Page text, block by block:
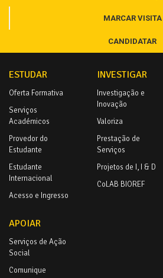
MARCAR VISITA
CANDIDATAR
ESTUDAR
Oferta Formativa
Serviços
Académicos
Provedor do
Estudante
Estudante
Internacional
Acesso e Ingresso
INVESTIGAR
Investigação e
Inovação
Valoriza
Prestação de
Serviços
Projetos de I, I & D
CoLAB BIOREF
APOIAR
Serviços de Ação
Social
Comunique